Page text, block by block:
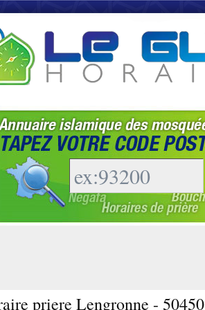
priere Lengronne - 50450